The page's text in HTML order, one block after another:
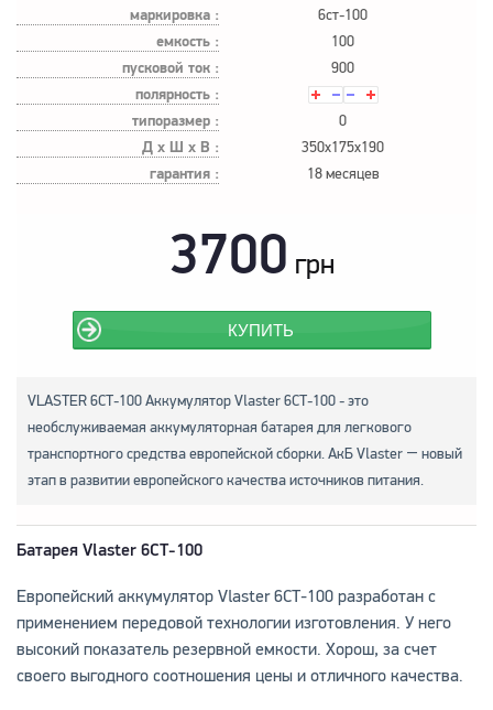
маркировка : 6ст-100
емкость : 100
пусковой ток : 900
полярность :
типоразмер :
0
Д х Ш х В : 350x175x190
гарантия : 18 месяцев
3700 грн
КУПИТЬ
VLASTER 6СТ-100 Аккумулятор Vlaster 6СТ-100 - это
необслуживаемая аккумуляторная батарея для легкового
транспортного средства европейской сборки. АкБ Vlaster ― новый
этап в развитии европейского качества источников питания.
Батарея Vlaster 6СТ-100
Европейский аккумулятор Vlaster 6СТ-100 разработан с
применением передовой технологии изготовления. У него
высокий показатель резервной емкости. Хорош, за счет
своего выгодного соотношения цены и отличного качества.